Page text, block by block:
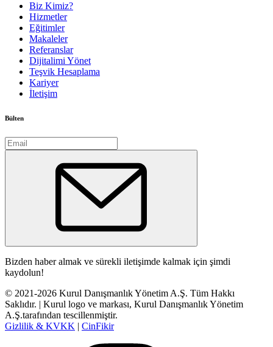
Biz Kimiz?
Hizmetler
Eğitimler
Makaleler
Referanslar
Dijitalimi Yönet
Teşvik Hesaplama
Kariyer
İletişim
Bülten
Bizden haber almak ve sürekli iletişimde kalmak için şimdi
kaydolun!
© 2021-2026 Kurul Danışmanlık Yönetim A.Ş. Tüm Hakkı
Saklıdır. | Kurul logo ve markası, Kurul Danışmanlık Yönetim
A.Ş.tarafından tescillenmiştir.
Gizlilik & KVKK | CinFikir